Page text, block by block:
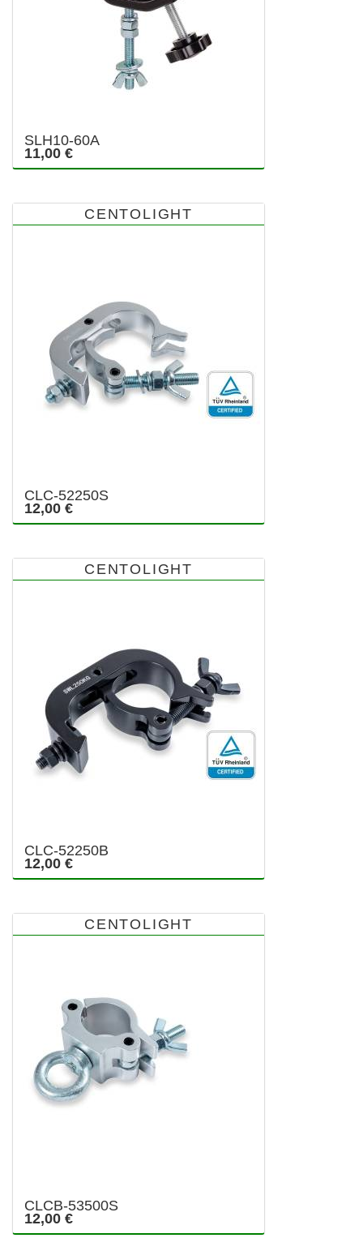
SLH10-60A
11,00 €
CENTOLIGHT
CLC-52250S
12,00 €
CENTOLIGHT
CLC-52250B
12,00 €
CENTOLIGHT
CLCB-53500S
12,00 €